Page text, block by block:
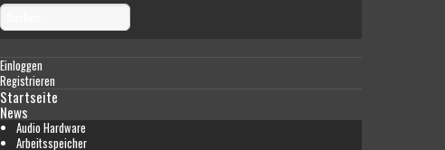
Einloggen
Registrieren
Startseite
News
Audio Hardware
Arbeitsspeicher